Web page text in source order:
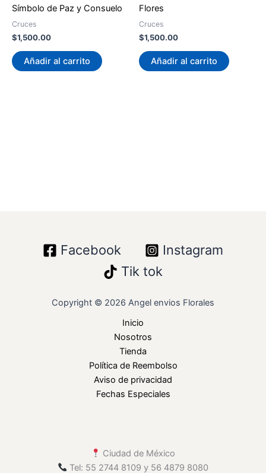
Símbolo de Paz y Consuelo
Cruces
$1,500.00
Añadir al carrito
Flores
Cruces
$1,500.00
Añadir al carrito
Facebook
Instagram
Tik tok
Copyright © 2026 Angel envios Florales
Inicio
Nosotros
Tienda
Política de Reembolso
Aviso de privacidad
Fechas Especiales
Ciudad de México
Tel: 55 2744 8109 y 56 4879 8080